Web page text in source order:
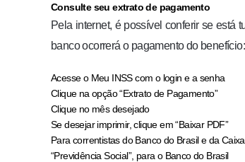
Consulte seu extrato de pagamento
Pela internet, é possível conferir se está
banco ocorrerá o pagamento do benefício:
Acesse o Meu INSS com o login e a senha
Clique na opção “Extrato de Pagamento”
Clique no mês desejado
Se desejar imprimir, clique em “Baixar PDF”
Para correntistas do Banco do Brasil e da
“Previdência Social”, para o Banco do Brasil